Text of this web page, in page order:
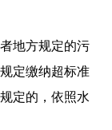
地方规定的污
定缴纳超标准
定的，依照水